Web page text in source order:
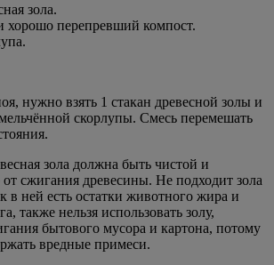
зола.
хорошо перепревший компост.
нужно взять 1 стакан древесной золы и
скорлупы. Смесь перемешать
зола должна быть чистой и
сжигания древесины. Не подходит зола
в ней есть остатки животного жира и
также нельзя использовать золу,
бытового мусора и картона, потому
вредные примеси.